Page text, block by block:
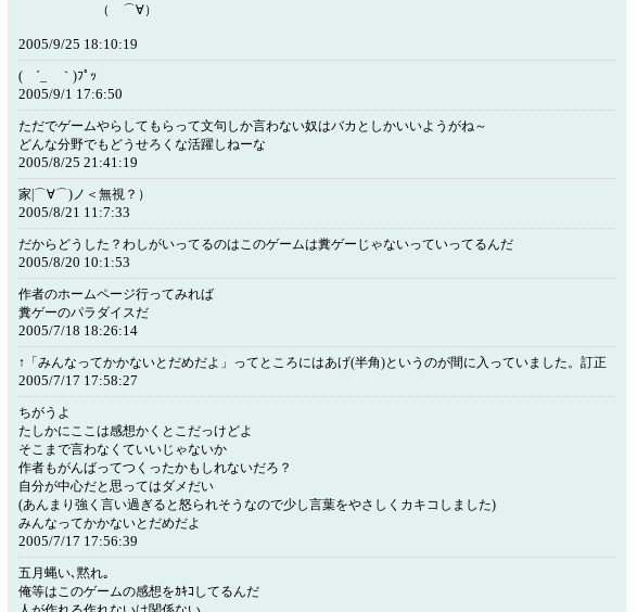
（ ⌒∀）
2005/9/25 18:10:19
( ´_ゝ｀)ﾌﾟｯ
2005/9/1 17:6:50
ただでゲームやらしてもらって文句しか言わない奴はバカとしかいいようがね～
どんな分野でもどうせろくな活躍しねーな
2005/8/25 21:41:19
家|⌒∀⌒)ノ＜無視？）
2005/8/21 11:7:33
だからどうした？わしがいってるのはこのゲームは糞ゲーじゃないっていってるんだ
2005/8/20 10:1:53
作者のホームページ行ってみれば
糞ゲーのパラダイスだ
2005/7/18 18:26:14
↑「みんなってかかないとだめだよ」ってところにはあげ(半角)というのが間に入っていました。訂正
2005/7/17 17:58:27
ちがうよ
たしかにここは感想かくとこだっけどよ
そこまで言わなくていいじゃないか
作者もがんばってつくったかもしれないだろ？
自分が中心だと思ってはダメだい
(あんまり強く言い過ぎると怒られそうなので少し言葉をやさしくカキコしました)
みんなってかかないとだめだよ
2005/7/17 17:56:39
五月蝿い､黙れ｡
俺等はこのゲームの感想をｶｷｺしてるんだ